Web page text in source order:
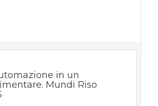
in un
Mundi Riso